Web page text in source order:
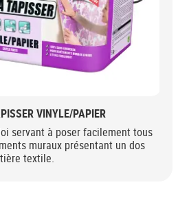
VINYLE/PAPIER
servant à poser facilement tous
muraux présentant un dos
textile.